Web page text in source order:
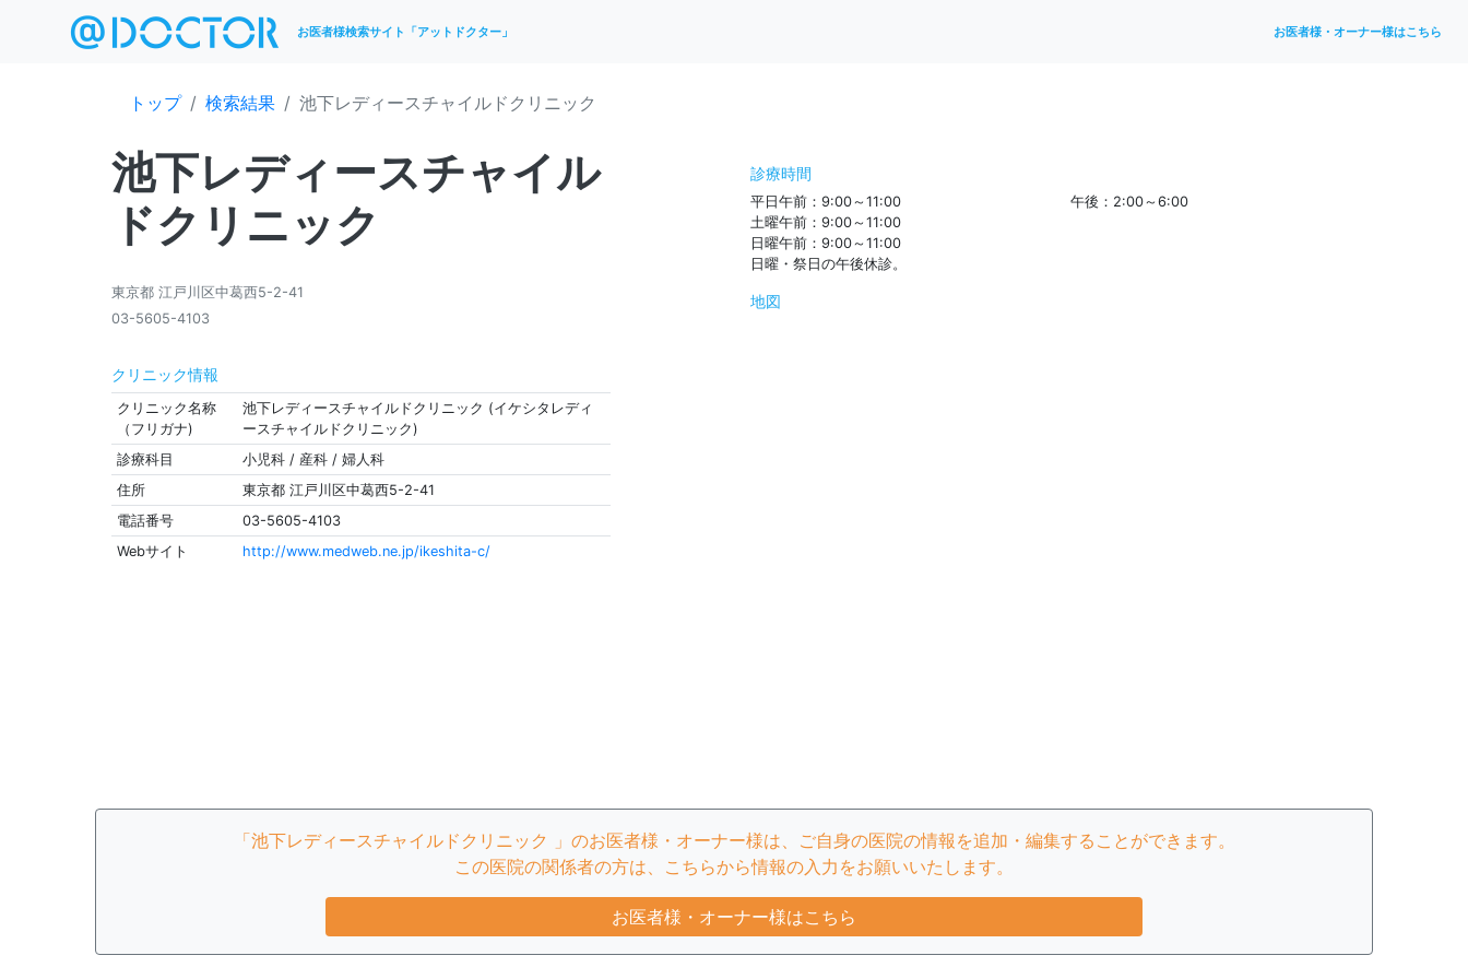
お医者様検索サイト「アットドクター」 お医者様・オーナー様はこちら
トップ 検索結果 池下レディースチャイルドクリニック
池下レディースチャイル
ドクリニック
東京都 江戸川区中葛西5-2-41
03-5605-4103
クリニック情報
クリニック名称
（フリガナ)
池下レディースチャイルドクリニック (イケシタレディ
ースチャイルドクリニック)
診療科目
小児科 / 産科 / 婦人科
住所
東京都 江戸川区中葛西5-2-41
電話番号
03-5605-4103
Webサイト
http://www.medweb.ne.jp/ikeshita-c/
診療時間
平日午前：9:00～11:00
午後：2:00～6:00
土曜午前：9:00～11:00
日曜午前：9:00～11:00
日曜・祭日の午後休診。
地図
「池下レディースチャイルドクリニック 」のお医者様・オーナー様は、ご自身の医院の情報を追加・編集することができます。
この医院の関係者の方は、こちらから情報の入力をお願いいたします。
お医者様・オーナー様はこちら